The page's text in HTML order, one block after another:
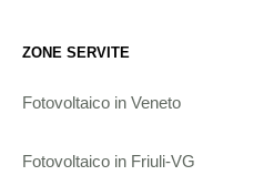
ZONE SERVITE
Fotovoltaico in Veneto
Fotovoltaico in Friuli-VG